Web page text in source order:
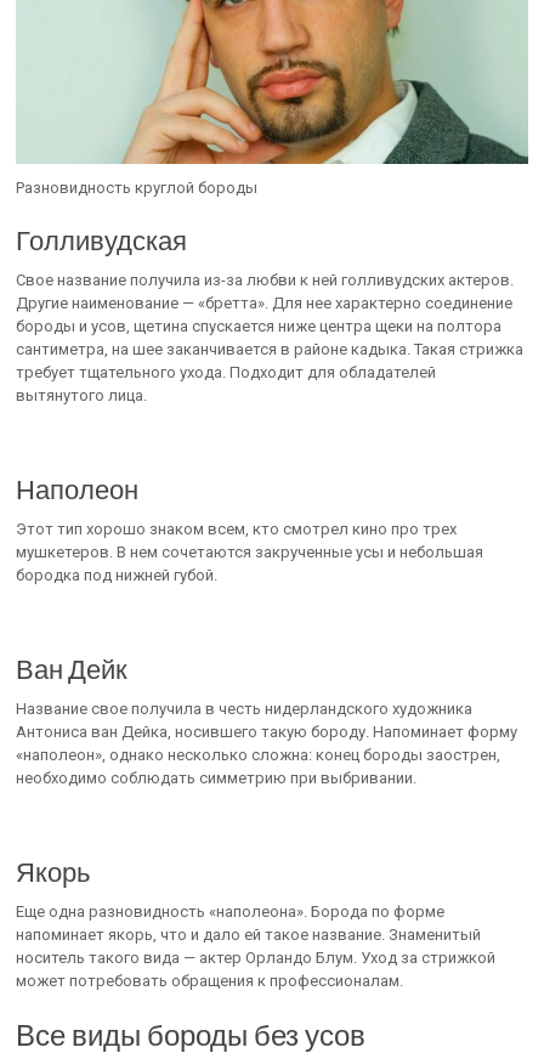
Разновидность круглой бороды
Голливудская
Свое название получила из-за любви к ней голливудских актеров.
Другие наименование — «бретта». Для нее характерно соединение
бороды и усов, щетина спускается ниже центра щеки на полтора
сантиметра, на шее заканчивается в районе кадыка. Такая стрижка
требует тщательного ухода. Подходит для обладателей
вытянутого лица.
Наполеон
Этот тип хорошо знаком всем, кто смотрел кино про трех
мушкетеров. В нем сочетаются закрученные усы и небольшая
бородка под нижней губой.
Ван Дейк
Название свое получила в честь нидерландского художника
Антониса ван Дейка, носившего такую бороду. Напоминает форму
«наполеон», однако несколько сложна: конец бороды заострен,
необходимо соблюдать симметрию при выбривании.
Якорь
Еще одна разновидность «наполеона». Борода по форме
напоминает якорь, что и дало ей такое название. Знаменитый
носитель такого вида — актер Орландо Блум. Уход за стрижкой
может потребовать обращения к профессионалам.
Все виды бороды без усов